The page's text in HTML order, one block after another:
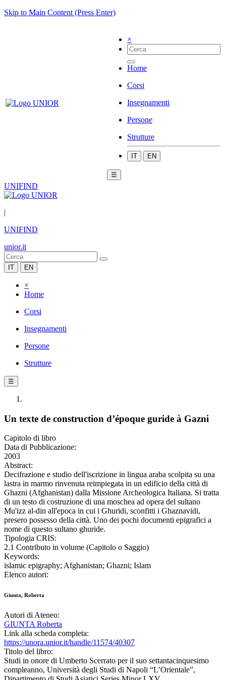
Skip to Main Content (Press Enter)
×
Home
Corsi
Insegnamenti
Persone
Strutture
IT EN
☰
UNIFIND
|
UNIFIND
unior.it
IT EN
×
Home
Corsi
Insegnamenti
Persone
Strutture
☰
Un texte de construction d’époque guride à Gazni
Capitolo di libro
Data di Pubblicazione:
2003
Abstract:
Decifrazione e studio dell'iscrizione in lingua araba scolpita su una
lastra in marmo rinvenuta reimpiegata in un edificio della città di
Ghazni (Afghanistan) dalla Missione Archeologica Italiana. Si tratta
di un testo di costruzione di una moschea ad opera del sultano
Mu'izz al-din all'epoca in cui i Ghuridi, sconfitti i Ghaznavidi,
presero possesso della città. Uno dei pochi documenti epigrafici a
nome di questo sultano ghuride.
Tipologia CRIS:
2.1 Contributo in volume (Capitolo o Saggio)
Keywords:
islamic epigraphy; Afghanistan; Ghazni; Islam
Elenco autori:
Giunta, Roberta
Autori di Ateneo:
GIUNTA Roberta
Link alla scheda completa:
https://unora.unior.it/handle/11574/40307
Titolo del libro:
Studi in onore di Umberto Scerrato per il suo settantacinquesimo
compleanno, Università degli Studi di Napoli “L’Orientale”,